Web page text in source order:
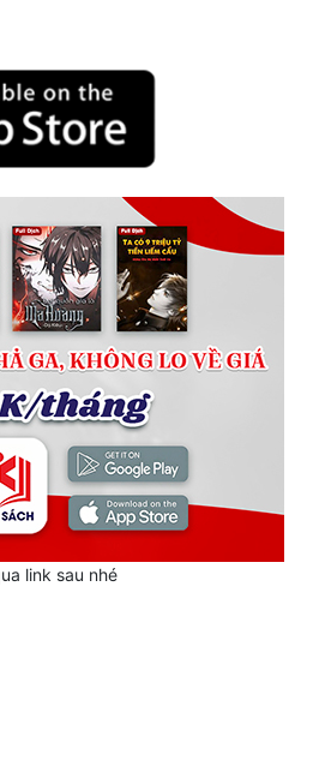
link sau nhé